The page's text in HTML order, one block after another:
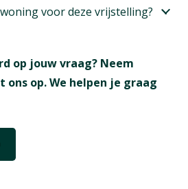
voor deze vrijstelling?
op jouw vraag? Neem
op. We helpen je graag